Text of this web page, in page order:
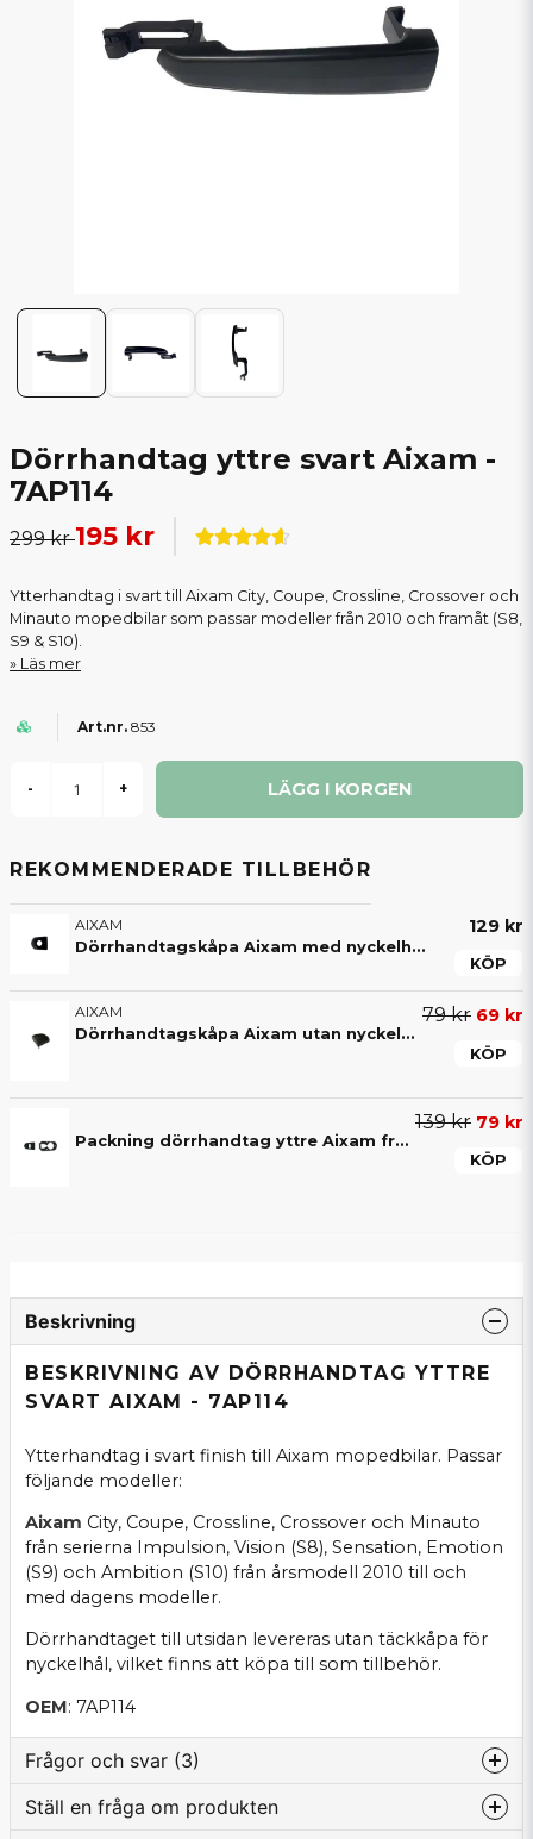
Dörrhandtag yttre svart Aixam -
7AP114
299 kr195 kr
Ytterhandtag i svart till Aixam City, Coupe, Crossline, Crossover och
Minauto mopedbilar som passar modeller från 2010 och framåt (S8,
S9 & S10).
Läs mer
853
- + LÄGG I KORGEN
REKOMMENDERADE TILLBEHÖR
AIXAM
Dörrhandtagskåpa Aixam med nyckelhål (svart) - 7AP113
129 kr
KÖP
AIXAM
Dörrhandtagskåpa Aixam utan nyckelhål (svart) - 7AP112
79 kr 69 kr
KÖP
Packning dörrhandtag yttre Aixam från årsmodell 2010 framåt
139 kr 79 kr
KÖP
Beskrivning
BESKRIVNING AV DÖRRHANDTAG YTTRE
SVART AIXAM - 7AP114
Ytterhandtag i svart finish till Aixam mopedbilar. Passar
följande modeller:
Aixam City, Coupe, Crossline, Crossover och Minauto
från serierna Impulsion, Vision (S8), Sensation, Emotion
(S9) och Ambition (S10) från årsmodell 2010 till och
med dagens modeller.
Dörrhandtaget till utsidan levereras utan täckkåpa för
nyckelhål, vilket finns att köpa till som tillbehör.
OEM: 7AP114
Frågor och svar (3)
Ställ en fråga om produkten